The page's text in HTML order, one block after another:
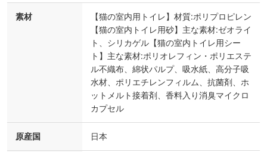
素材
【猫の室内用トイレ】材質:ポリプロピレン
【猫の室内トイレ用砂】主な素材:ゼオライ
ト、シリカゲル【猫の室内トイレ用シー
ト】主な素材:ポリオレフィン・ポリエステ
ル不織布、綿状パルプ、吸水紙、高分子吸
水材、ポリエチレンフィルム、抗菌剤、ホ
ットメルト接着剤、香料入り消臭マイクロ
カプセル
原産国 日本